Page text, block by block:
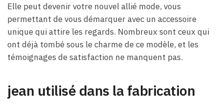
Elle peut devenir votre nouvel allié mode, vous
permettant de vous démarquer avec un accessoire
unique qui attire les regards. Nombreux sont ceux qui
ont déjà tombé sous le charme de ce modèle, et les
témoignages de satisfaction ne manquent pas.
jean utilisé dans la fabrication